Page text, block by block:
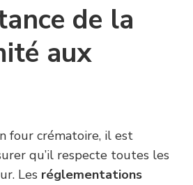
de la
aux
four crématoire, il est
qu’il respecte toutes les
Les réglementations